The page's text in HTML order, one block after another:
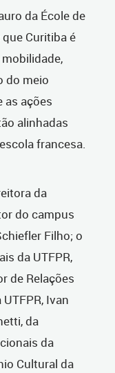
da École de
Curitiba é
do meio
as ações
alinhadas
francesa.
da
do campus
Filho; o
da UTFPR,
de Relações
Ivan
da
da
Cultural da